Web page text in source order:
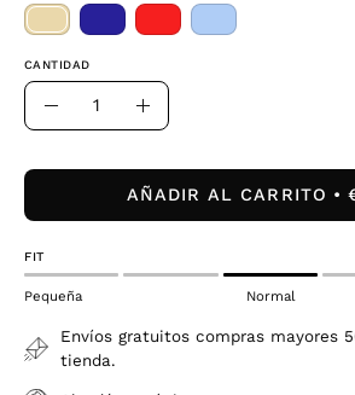
CANTIDAD
Cantidad
Disminuir Aumentar
cantidad
AÑADIR AL CARRITO
FIT
Pequeña Normal
Envíos gratuitos compras mayores
tienda.